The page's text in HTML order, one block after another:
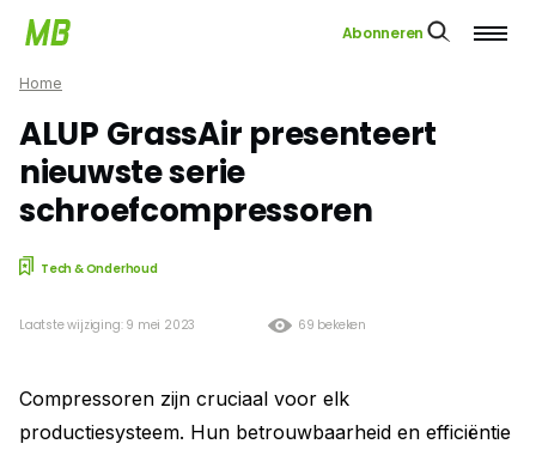
Abonneren
Home
ALUP GrassAir presenteert
nieuwste serie
schroefcompressoren
Tech & Onderhoud
69 bekeken
Laatste wijziging: 9 mei 2023
Compressoren zijn cruciaal voor elk
productiesysteem. Hun betrouwbaarheid en efficiëntie